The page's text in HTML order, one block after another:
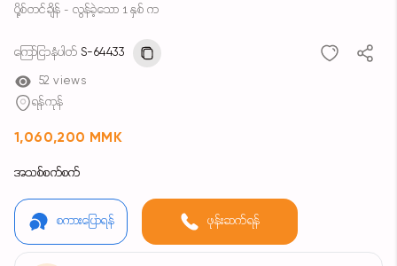
ပို့စ်တင်ချိန် - လွန်ခဲ့သော 1 နှစ် က
ကြော်ငြာနံပါတ် S-64433
52 views
ရန်ကုန်
1,060,200 MMK
အသစ်စက်စက်
စကားပြောရန် ဖုန်းဆက်ရန်